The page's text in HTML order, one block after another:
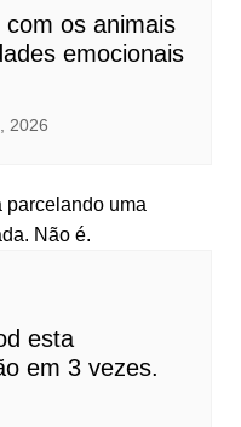
os animais
emocionais
2026
esta
em 3 vezes.